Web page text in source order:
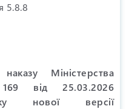
5.8.8
Міністерства
від 25.03.2026
нової версії